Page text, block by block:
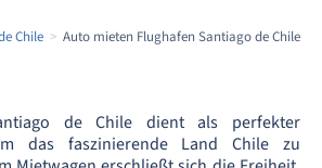
Chile Auto mieten Flughafen Santiago de Chile
de Chile dient als perfekter
das faszinierende Land Chile zu